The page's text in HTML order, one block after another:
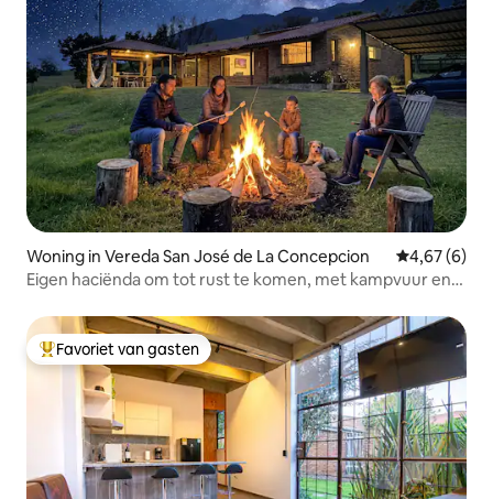
Woning in Vereda San José de La Concepcion Gemiddelde
4,67 (6)
Eigen haciënda om tot rust te komen, met kampvuur en
Topfavoriet van gasten
Favoriet van gasten